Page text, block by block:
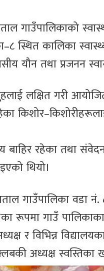
गाउँपालिकाको
स्थित कालिका
यौन तथा प्रजनन
लक्षित गरी
बाहिर रहेका तथा
थियो।
गाउँपालिका वडा
रूपमा गाउँ
र विभिन्न
अध्यक्ष